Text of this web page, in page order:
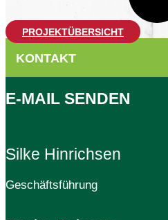
PROJEKTÜBERSICHT
KONTAKT
E-MAIL SENDEN
Silke Hinrichsen
Geschäftsführung